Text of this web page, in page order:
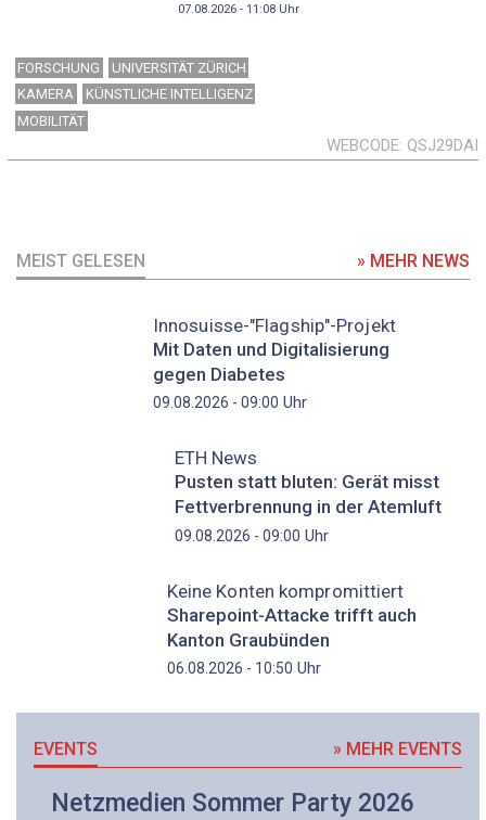
07.08.2026 - 11:08Uhr
FORSCHUNG
UNIVERSITÄT ZÜRICH
KAMERA
KÜNSTLICHE INTELLIGENZ
MOBILITÄT
WEBCODE QSJ29DAI
MEIST GELESEN » MEHR NEWS
Innosuisse-"Flagship"-Projekt
Mit Daten und Digitalisierung
gegen Diabetes
09.08.2026 - 09:00 Uhr
ETH News
Pusten statt bluten: Gerät misst
Fettverbrennung in der Atemluft
09.08.2026 - 09:00 Uhr
Keine Konten kompromittiert
Sharepoint-Attacke trifft auch
Kanton Graubünden
06.08.2026 - 10:50 Uhr
EVENTS » MEHR EVENTS
Netzmedien Sommer Party 2026